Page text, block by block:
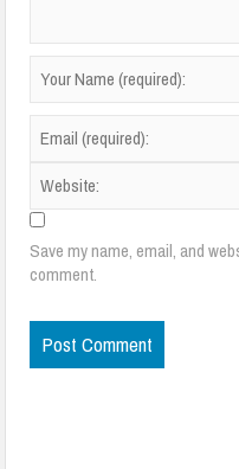
Save my name, email, and
comment.